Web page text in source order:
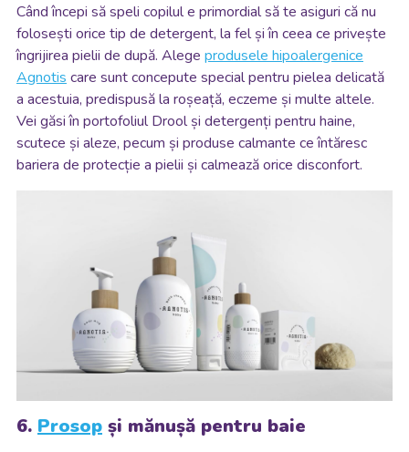
Când începi să speli copilul e primordial să te asiguri că nu
folosești orice tip de detergent, la fel și în ceea ce privește
îngrijirea pielii de după. Alege produsele hipoalergenice
Agnotis care sunt concepute special pentru pielea delicată
a acestuia, predispusă la roșeață, eczeme și multe altele.
Vei găsi în portofoliul Drool și detergenți pentru haine,
scutece și aleze, pecum și produse calmante ce întăresc
bariera de protecție a pielii și calmează orice disconfort.
6. Prosop și mănușă pentru baie